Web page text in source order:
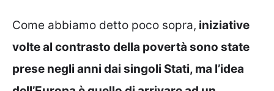
Come abbiamo detto poco sopra, iniziative
volte al contrasto della povertà sono state
prese negli anni dai singoli Stati, ma l’idea